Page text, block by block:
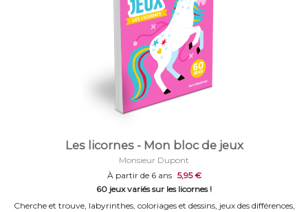
Les licornes - Mon bloc de jeux
Monsieur Dupont
À partir de 6 ans 5,95 €
60 jeux variés sur les licornes !
Cherche et trouve, labyrinthes, coloriages et dessins, jeux des différences,